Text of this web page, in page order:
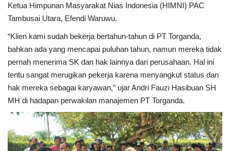
Ketua Himpunan Masyarakat Nias Indonesia (HIMNI) PAC
Tambusai Utara, Efendi Waruwu.
“Klien kami sudah bekerja bertahun-tahun di PT Torganda,
bahkan ada yang mencapai puluhan tahun, namun mereka tidak
pernah menerima SK dan hak lainnya dari perusahaan. Hal ini
tentu sangat merugikan pekerja karena menyangkut status dan
hak mereka sebagai karyawan,” ujar Andri Fauzi Hasibuan SH
MH di hadapan perwakilan manajemen PT Torganda.